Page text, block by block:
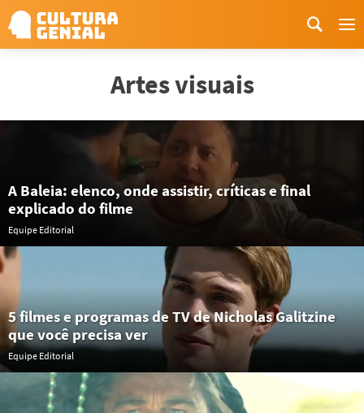
Artes visuais
A Baleia: elenco, onde assistir, críticas e final
explicado do filme
Equipe Editorial
5 filmes e programas de TV de Nicholas Galitzine
que você precisa ver
Equipe Editorial